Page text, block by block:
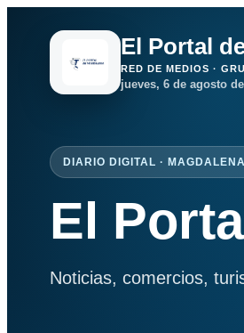
El Portal
RED DE MEDIOS ·
jueves, 6 de agosto
DIARIO DIGITAL · MAGDALENA
El
Noticias, comercios,